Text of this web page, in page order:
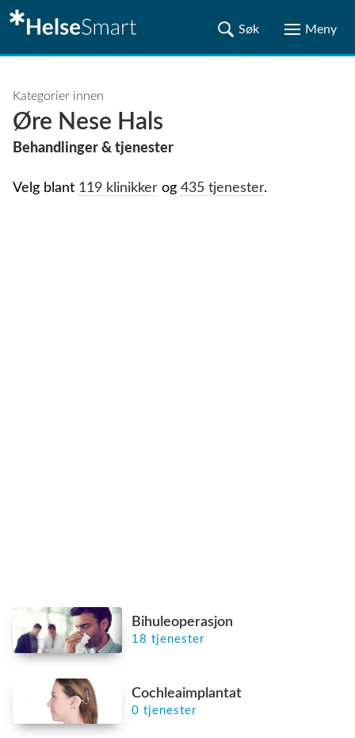
Kategorier innen
Øre Nese Hals
Behandlinger & tjenester
Velg blant 119 klinikker og 435 tjenester.
Bihuleoperasjon
18 tjenester
Cochleaimplantat
0 tjenester